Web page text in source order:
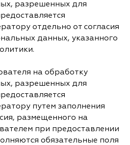
разрешенных для
отдельно от согласия
данных, указанного
на обработку
разрешенных для
путем заполнения
размещенного на
при предоставлении
обязательные поля